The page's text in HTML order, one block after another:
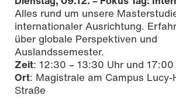
Alles rund um unsere
internationaler Ausrichtung.
über globale Perspektiven und
Auslandssemester.
Zeit: 12:30 – 13:30 Uhr und
Ort: Magistrale am Campus Lucy-
Straße